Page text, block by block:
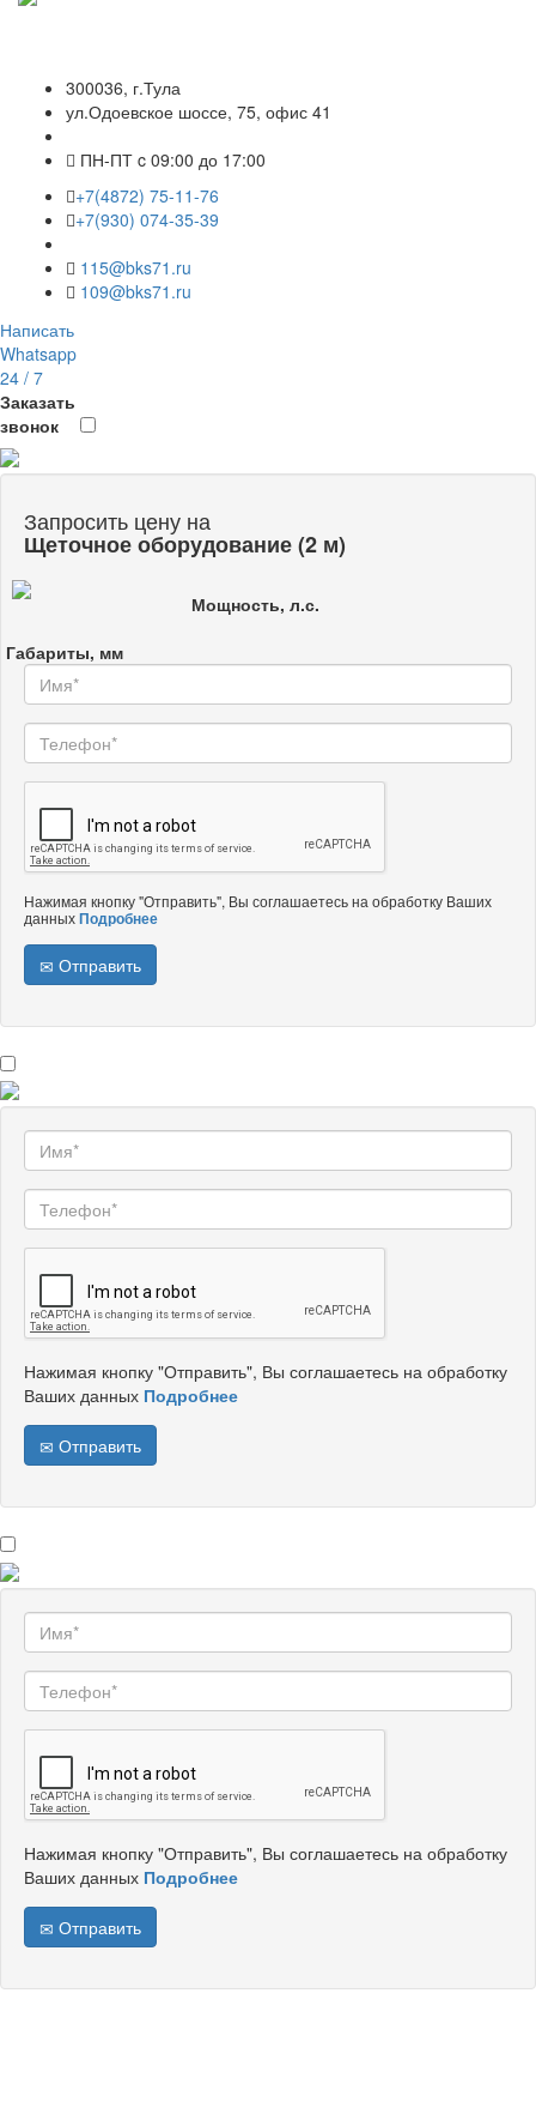
300036, г.Тула
ул.Одоевское шоссе, 75, офис 41
ПН-ПТ c 09:00 до 17:00
+7(4872) 75-11-76
+7(930) 074-35-39
115@bks71.ru
109@bks71.ru
Написать
Whatsapp
24 / 7
Заказать
звонок
Запросить цену на
Щеточное оборудование (2 м)
Мощность, л.с.
Габариты, мм
Нажимая кнопку "Отправить", Вы соглашаетесь на обработку Ваших
данныхПодробнее
Отправить
Нажимая кнопку "Отправить", Вы соглашаетесь на обработку
Ваших данных Подробнее
Отправить
Нажимая кнопку "Отправить", Вы соглашаетесь на обработку
Ваших данных Подробнее
Отправить